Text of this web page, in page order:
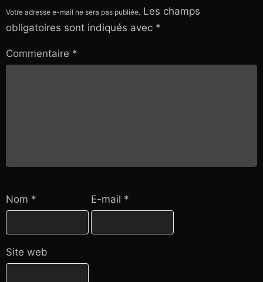
Votre adresse e-mail ne sera pas publiée. Les champs
obligatoires sont indiqués avec *
Commentaire *
Nom * E-mail *
Site web